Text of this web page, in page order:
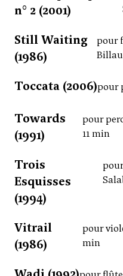
n° 2 (2001)
Still Waiting
(1986)
pour
Toccata (2006)pour
Towards
(1991)
pour
11 min
Trois
Esquisses
(1994)
Vitrail
(1986)
pour
min